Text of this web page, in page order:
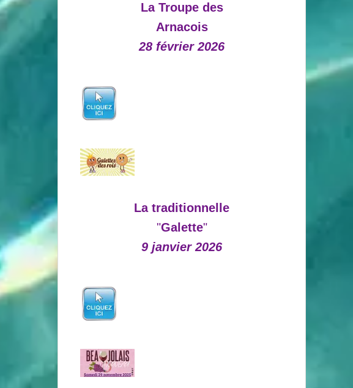
La Troupe des
Arnacois
28 février 2026
La traditionnelle
"Galette"
9 janvier 2026